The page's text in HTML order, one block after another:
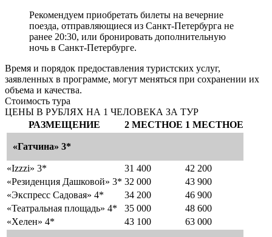
Рекомендуем приобретать билеты на вечерние
поезда, отправляющиеся из Санкт-Петербурга не
ранее 20:30, или бронировать дополнительную
ночь в Санкт-Петербурге.
Время и порядок предоставления туристских услуг,
заявленных в программе, могут меняться при сохранении их
объема и качества.
Стоимость тура
ЦЕНЫ В РУБЛЯХ НА 1 ЧЕЛОВЕКА ЗА ТУР
РАЗМЕЩЕНИЕ
2 МЕСТНОЕ 1 МЕСТНОЕ
«Гатчина» 3*
«Izzzi» 3* 31 400
42 200
«Резиденция Дашковой» 3* 32 000
43 900
«Экспресс Садовая» 4*
34 200
46 900
«Театральная площадь» 4*
35 000
48 600
«Хелен» 4*
43 100 63 000